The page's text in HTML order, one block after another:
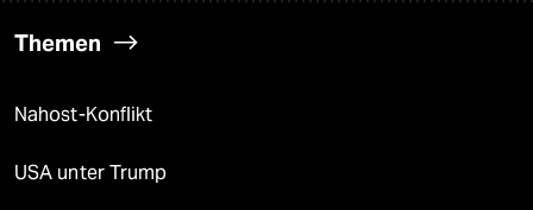
Themen
Nahost-Konflikt
USA unter Trump